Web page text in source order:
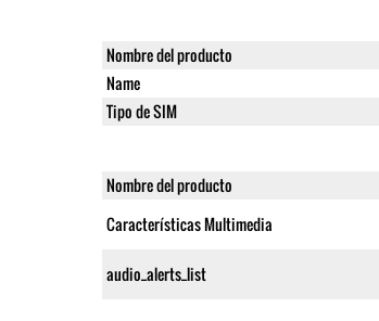
Nombre del producto
Name
Tipo de SIM
Nombre del producto
Características Multimedia
audio_alerts_list